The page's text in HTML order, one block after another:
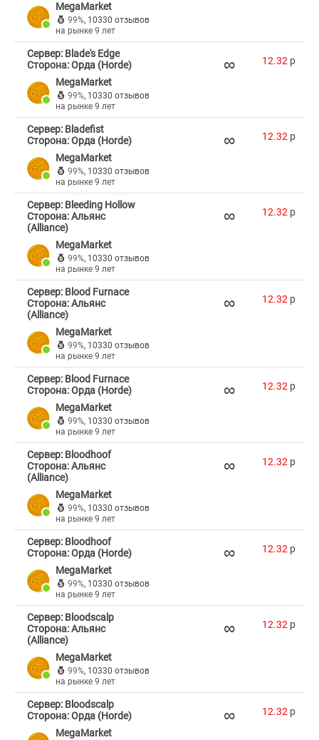
MegaMarket
99%, 10330 отзывов
на рынке 9 лет
Сервер: Blade's Edge
Сторона: Орда (Horde)
MegaMarket
99%, 10330 отзывов
на рынке 9 лет
∞ 12.32 p
Сервер: Bladefist
Сторона: Орда (Horde)
MegaMarket
99%, 10330 отзывов
на рынке 9 лет
∞ 12.32 p
Сервер: Bleeding Hollow
Сторона: Альянс
(Alliance)
MegaMarket
99%, 10330 отзывов
на рынке 9 лет
∞ 12.32 p
Сервер: Blood Furnace
Сторона: Альянс
(Alliance)
MegaMarket
99%, 10330 отзывов
на рынке 9 лет
∞ 12.32 p
Сервер: Blood Furnace
Сторона: Орда (Horde)
MegaMarket
99%, 10330 отзывов
на рынке 9 лет
∞ 12.32 p
Сервер: Bloodhoof
Сторона: Альянс
(Alliance)
MegaMarket
99%, 10330 отзывов
на рынке 9 лет
∞ 12.32 p
Сервер: Bloodhoof
Сторона: Орда (Horde)
MegaMarket
99%, 10330 отзывов
на рынке 9 лет
∞ 12.32 p
Сервер: Bloodscalp
Сторона: Альянс
(Alliance)
MegaMarket
99%, 10330 отзывов
на рынке 9 лет
∞ 12.32 p
Сервер: Bloodscalp
Сторона: Орда (Horde)
MegaMarket
∞ 12.32 p